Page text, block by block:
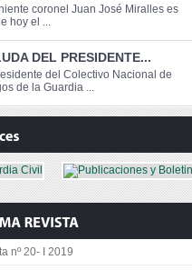
coronel Juan José Miralles es
hoy el ...
DEL PRESIDENTE...
del Colectivo Nacional de
de la Guardia ...
nº 20- I 2019